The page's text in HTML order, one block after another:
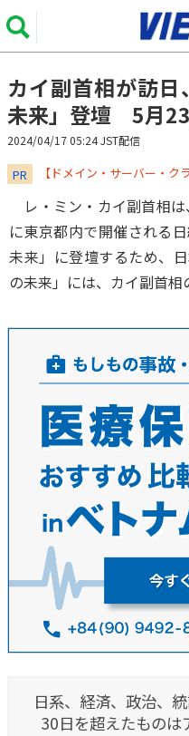
カイ副首相が訪
未来」登壇 5月
2024/04/17 05:24 JST配信
PR 【ドメイン・サーバー・ク
レ・ミン・カイ副首相
に東京都内で開催される
未来」に登壇するため、
の未来」には、カイ副首相
日系、経済、政治、
30日を超えたものは